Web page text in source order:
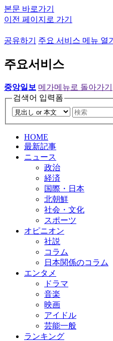
본문 바로가기
이전 페이지로 가기
공유하기 주요 서비스 메뉴 열기
주요서비스
중앙일보 메가메뉴로 돌아가기
검색어 입력폼
HOME
最新記事
ニュース
政治
経済
国際・日本
北朝鮮
社会・文化
スポーツ
オピニオン
社説
コラム
日本関係のコラム
エンタメ
ドラマ
音楽
映画
アイドル
芸能一般
ランキング